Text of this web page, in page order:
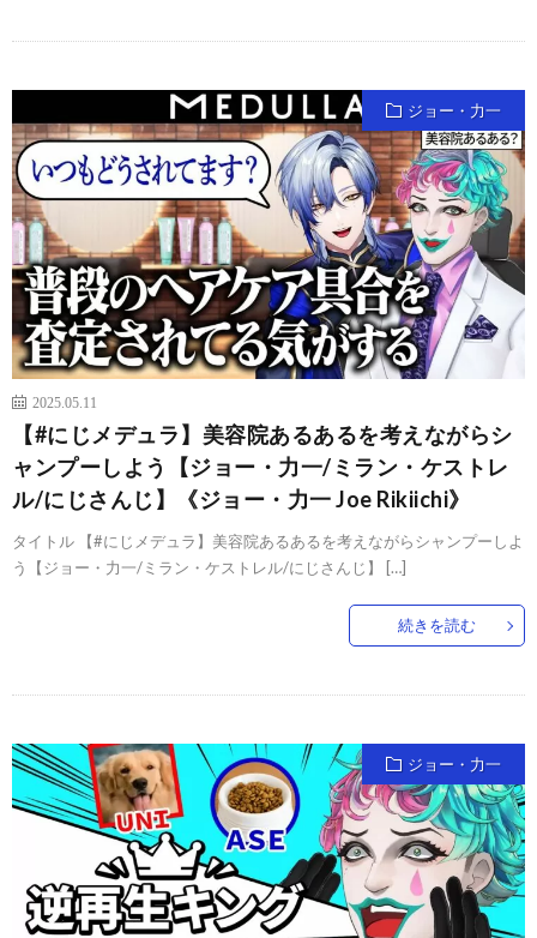
ジョー・力一
2025.05.11
【#にじメデュラ】美容院あるあるを考えながらシ
ャンプーしよう【ジョー・力一/ミラン・ケストレ
ル/にじさんじ】《ジョー・力一 Joe Rikiichi》
タイトル 【#にじメデュラ】美容院あるあるを考えながらシャンプーしよ
う【ジョー・力一/ミラン・ケストレル/にじさんじ】 […]
続きを読む
ジョー・力一